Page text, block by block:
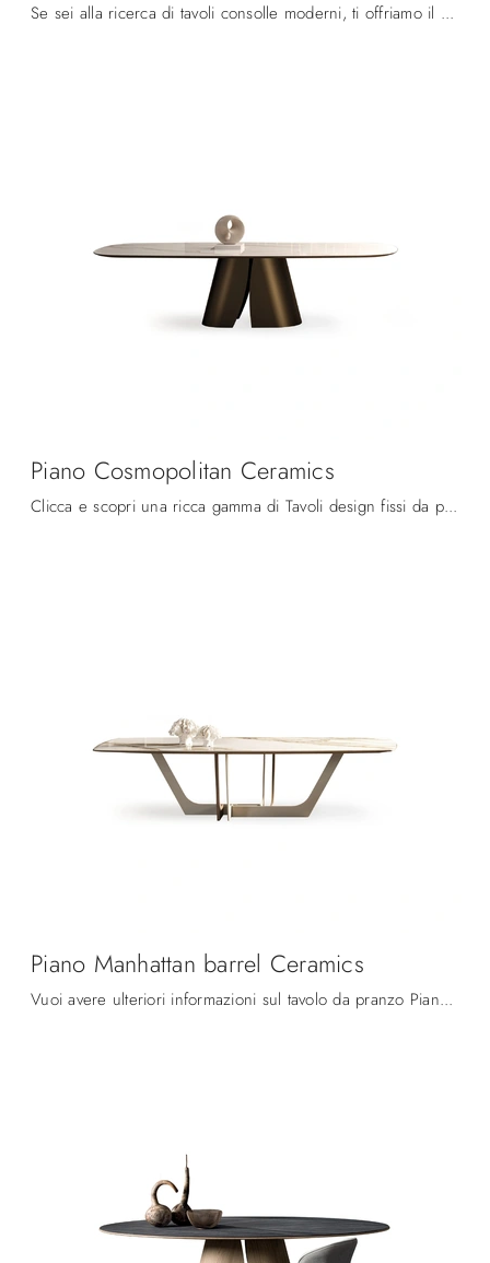
Se sei alla ricerca di tavoli consolle moderni, ti offriamo il modello da pranzo in HPL Steave del marchio La Primavera.
Piano Cosmopolitan Ceramics
Clicca e scopri una ricca gamma di Tavoli design fissi da pranzo! Il modello Piano Cosmopolitan Ceramics di Devina Nais ti attende.
Piano Manhattan barrel Ceramics
Vuoi avere ulteriori informazioni sul tavolo da pranzo Piano Manhattan barrel Ceramics di Devina Nais? Clicca e ottieni informazioni sui modelli ...